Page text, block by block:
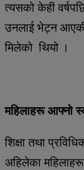
त्यसको केही
उनलाई भेट्न
मिलेको थियो ।
महिलाहरू आफ्नो
शिक्षा तथा
अहिलेका